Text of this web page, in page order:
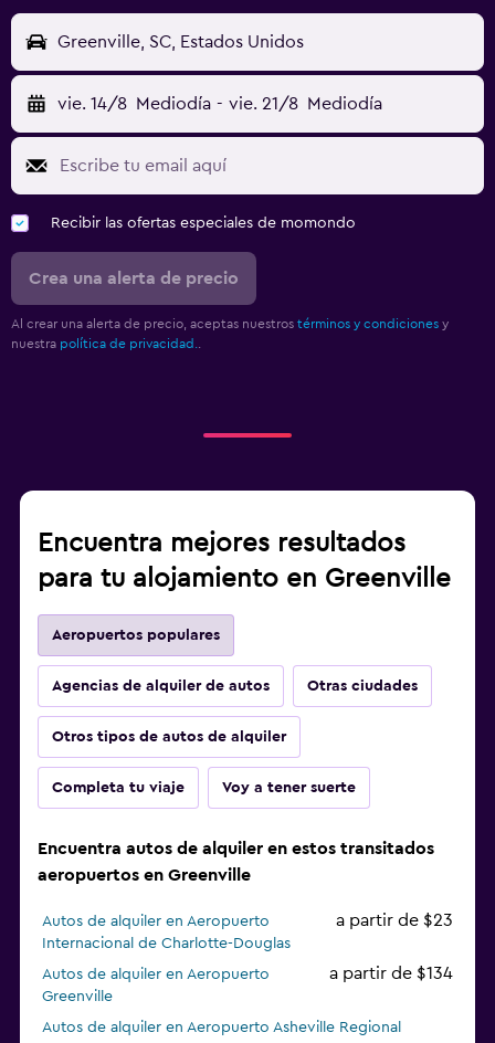
Greenville, SC, Estados Unidos
vie. 14/8 Mediodía - vie. 21/8 Mediodía
Recibir las ofertas especiales de momondo
Crea una alerta de precio
Al crear una alerta de precio, aceptas nuestros términos y condiciones y
nuestra política de privacidad.
Encuentra mejores resultados
para tu alojamiento en Greenville
Aeropuertos populares
Agencias de alquiler de autos Otras ciudades
Otros tipos de autos de alquiler
Completa tu viaje Voy a tener suerte
Encuentra autos de alquiler en estos transitados
aeropuertos en Greenville
Autos de alquiler en Aeropuerto
Internacional de Charlotte-Douglas
a partir de $23
Autos de alquiler en Aeropuerto
Greenville
a partir de $134
Autos de alquiler en Aeropuerto Asheville Regional